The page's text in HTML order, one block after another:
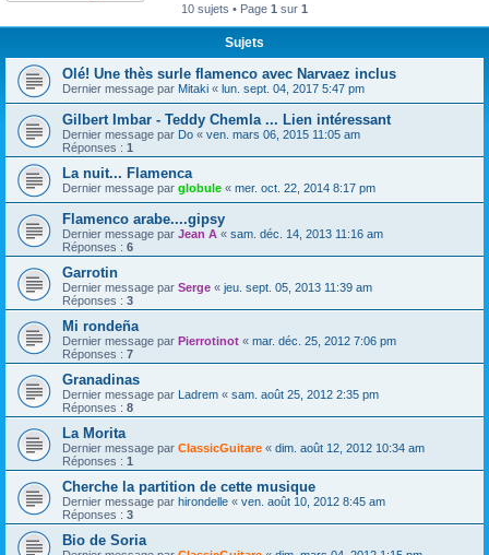
10 sujets • Page 1 sur 1
Sujets
Olé! Une thès surle flamenco avec Narvaez inclus
Dernier message par Mitaki « lun. sept. 04, 2017 5:47 pm
Gilbert Imbar - Teddy Chemla ... Lien intéressant
Dernier message par Do « ven. mars 06, 2015 11:05 am
Réponses : 1
La nuit... Flamenca
Dernier message par globule « mer. oct. 22, 2014 8:17 pm
Flamenco arabe....gipsy
Dernier message par Jean A « sam. déc. 14, 2013 11:16 am
Réponses : 6
Garrotin
Dernier message par Serge « jeu. sept. 05, 2013 11:39 am
Réponses : 3
Mi rondeña
Dernier message par Pierrotinot « mar. déc. 25, 2012 7:06 pm
Réponses : 7
Granadinas
Dernier message par Ladrem « sam. août 25, 2012 2:35 pm
Réponses : 8
La Morita
Dernier message par ClassicGuitare « dim. août 12, 2012 10:34 am
Réponses : 1
Cherche la partition de cette musique
Dernier message par hirondelle « ven. août 10, 2012 8:45 am
Réponses : 3
Bio de Soria